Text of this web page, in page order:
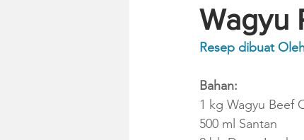
Wagyu
Resep dibuat
Bahan:
1 kg Wagyu Beef
500 ml Santan